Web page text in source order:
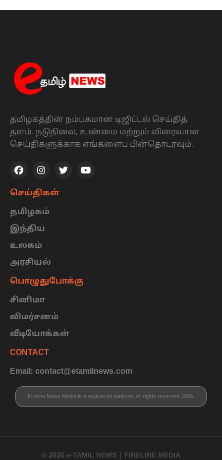
தமிழகத்தின் நம்பகமான டிஜிட்டல் செய்தித்
தளம். நடுநிலை, உண்மை மற்றும் விரைவான
செய்திகளுக்காக எங்களைப பின்தொடரவும்.
செய்திகள்
தமிழகம்
இந்திய
உலகம்
அரசியல்
பொழுதுபோக்கு
சினிமா
விமர்சனம்
வீடியோக்கள்
CONTACT
Email: contact@etamilnews.com
Fireline News Media is a registered platform. All rights reserved 2026.
© 2026 e-TAMIL NEWS | FIRELINE MEDIA